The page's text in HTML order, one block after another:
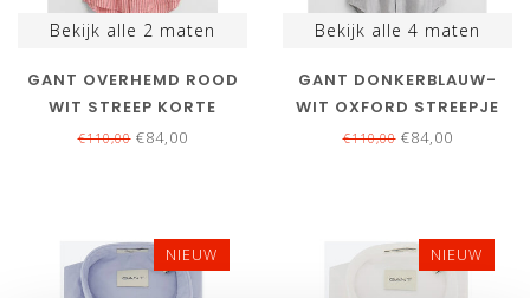
Bekijk alle 2 maten
GANT OVERHEMD ROOD
WIT STREEP KORTE
MOUW
€110,00€84,00
Bekijk alle 4 maten
GANT DONKERBLAUW-
WIT OXFORD STREEPJE
REGULAR KORTE MOUW
€110,00€84,00
NIEUW NIEUW